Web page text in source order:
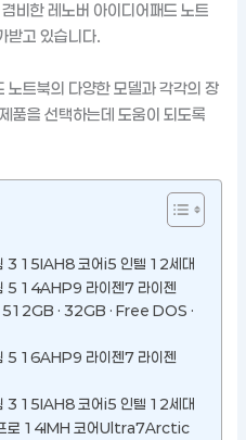
비한 레노버 아이디어패드 노트
받고 있습니다.
노트북의 다양한 모델과 각각의 장
품을 선택하는데 도움이 되도록
3 15IAH8 코어i5 인텔 12세대
5 14AHP9 라이젠7 라이젠
· 32GB · Free DOS ·
5 16AHP9 라이젠7 라이젠
3 15IAH8 코어i5 인텔 12세대
로 14IMH 코어Ultra7Arctic